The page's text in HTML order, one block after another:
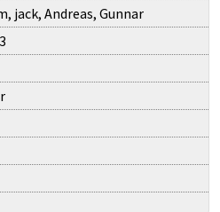
jack, Andreas, Gunnar